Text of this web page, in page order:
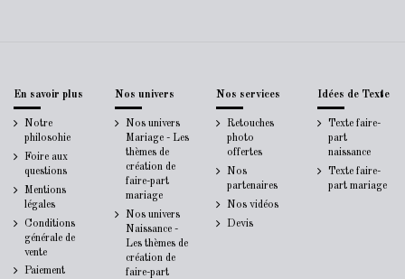
En savoir plus
Notre
philosohie
Foire aux
questions
Mentions
légales
Conditions
générale de
vente
Paiement
Nos univers
Nos univers
Mariage - Les
thèmes de
création de
faire-part
mariage
Nos univers
Naissance -
Les thèmes de
création de
faire-part
Nos services
Retouches
photo
offertes
Nos
partenaires
Nos vidéos
Devis
Idées de Texte
Texte faire-
part
naissance
Texte faire-
part mariage